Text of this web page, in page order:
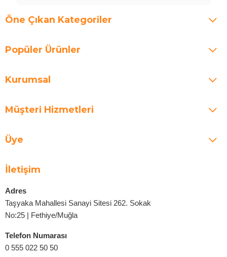
Öne Çıkan Kategoriler
Popüler Ürünler
Kurumsal
Müşteri Hizmetleri
Üye
İletişim
Adres
Taşyaka Mahallesi Sanayi Sitesi 262. Sokak
No:25 | Fethiye/Muğla
Telefon Numarası
0 555 022 50 50